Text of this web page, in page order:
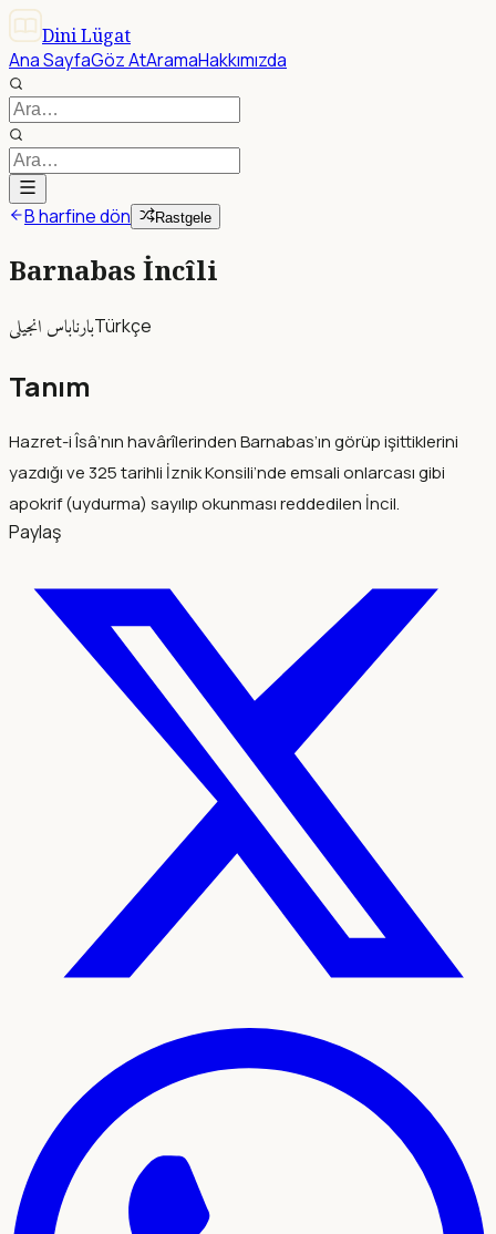
Dini Lügat
Ana SayfaGöz AtAramaHakkımızda
B harfine dön Rastgele
Barnabas İncîli
بارناباس انجيلىTürkçe
Tanım
Hazret-i Îsâ’nın havârîlerinden Barnabas’ın görüp işittiklerini
yazdığı ve 325 tarihli İznik Konsili’nde emsali onlarcası gibi
apokrif (uydurma) sayılıp okunması reddedilen İncil.
Paylaş